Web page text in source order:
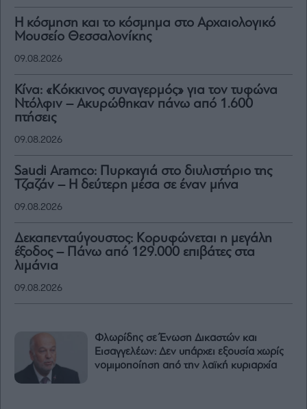
Η κόσμηση και το κόσμημα στο Αρχαιολογικό
Μουσείο Θεσσαλονίκης
09.08.2026
Κίνα: «Κόκκινος συναγερμός» για τον τυφώνα
Ντόλφιν – Ακυρώθηκαν πάνω από 1.600
πτήσεις
09.08.2026
Saudi Aramco: Πυρκαγιά στο διυλιστήριο της
Τζαζάν – Η δεύτερη μέσα σε έναν μήνα
09.08.2026
Δεκαπενταύγουστος: Κορυφώνεται η μεγάλη
έξοδος – Πάνω από 129.000 επιβάτες στα
λιμάνια
09.08.2026
Φλωρίδης σε Ένωση Δικαστών και
Εισαγγελέων: Δεν υπάρχει εξουσία χωρίς
νομιμοποίηση από την λαϊκή κυριαρχία